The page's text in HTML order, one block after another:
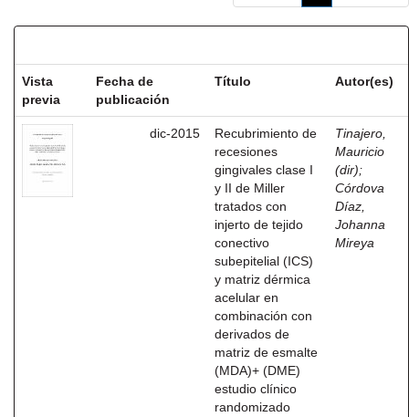
Vista
previa
Fecha de
publicación
Título Autor(es)
dic-2015
Recubrimiento de
recesiones
gingivales clase I
y II de Miller
tratados con
injerto de tejido
conectivo
subepitelial (ICS)
y matriz dérmica
acelular en
combinación con
derivados de
matriz de esmalte
(MDA)+ (DME)
estudio clínico
randomizado
Tinajero,
Mauricio
(dir);
Córdova
Díaz,
Johanna
Mireya